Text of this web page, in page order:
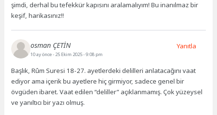
şimdi, derhal bu tefekkür kapısını aralamalıyım! Bu inanılmaz bir
keşif, harikasınız!!
osman ÇETİN
10 ay önce- 25 Ekim 2025 - 9:08 pm
Başlık, Rûm Suresi 18-27. ayetlerdeki delilleri anlatacağını vaat
ediyor ama içerik bu ayetlere hiç girmiyor, sadece genel bir
övgüden ibaret. Vaat edilen “deliller” açıklanmamış. Çok yüzeysel
ve yanıltıcı bir yazı olmuş.
Yanıtla